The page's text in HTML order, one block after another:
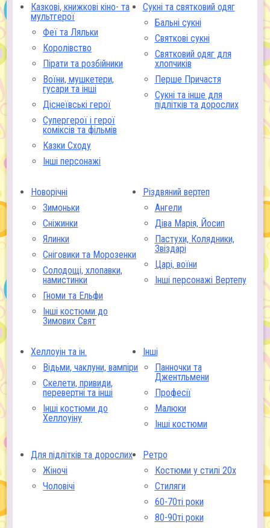
Казкові, книжкові кіно- та
мультгерої
Феї та Ляльки
Королівство
Пірати та розбійники
Воїни, мушкетери,
гусари та інші
Діснеївські герої
Супергерої і герої
коміксів та фільмів
Казки Сходу
Інші персонажі
Сукні та святковий одяг
Бальні сукні
Святкові сукні
Святковий одяг для
хлопчиків
Перше Причастя
Сукні та інше для
підлітків та дорослих
Новорічні
Зимоньки
Сніжинки
Ялинки
Сніговики та Морозенки
Солодощі, хлопавки,
намистинки
Гноми та Ельфи
Інші костюми до
Зимових Свят
Різдвяний вертеп
Ангели
Діва Марія, Йосип
Пастухи, Колядники,
Звіздарі
Царі, воїни
Інші персонажі Вертепу
Хеллоуін та ін.
Відьми, чаклуни, вампіри
Скелети, привиди,
перевертні та інші
Інші костюми до
Хеллоуіну
Інші
Панночки та
Джентльмени
Професії
Малюки
Інші костюми
Для підлітків та дорослих
Жіночі
Чоловічі
Ретро
Костюми у стилі 20х
Стиляги
60-70ті роки
80-90ті роки